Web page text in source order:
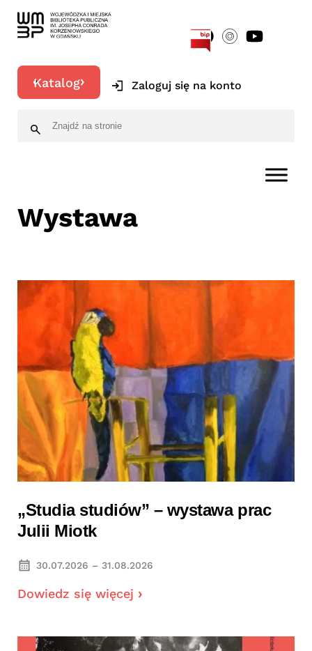
Katalog Zaloguj się na konto
Wystawa
„Studia studiów” – wystawa prac
Julii Miotk
30.07.2026 – 31.08.2026
Dowiedz się więcej